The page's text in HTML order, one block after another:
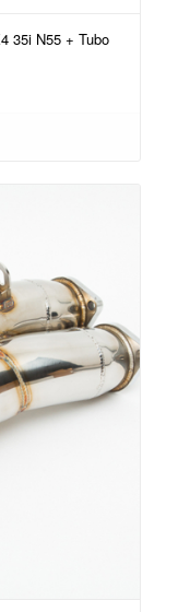
35i N55 + Tubo